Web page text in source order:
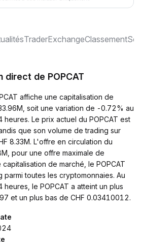
TraderExchangeClassement
direct de POPCAT
affiche une capitalisation de
soit une variation de -0.72% au
Le prix actuel du POPCAT est
que son volume de trading sur
8.33M. L'offre en circulation du
pour une offre maximale de
de marché, le POPCAT
toutes les cryptomonnaies. Au
le POPCAT a atteint un plus
et un plus bas de CHF 0.03410012.